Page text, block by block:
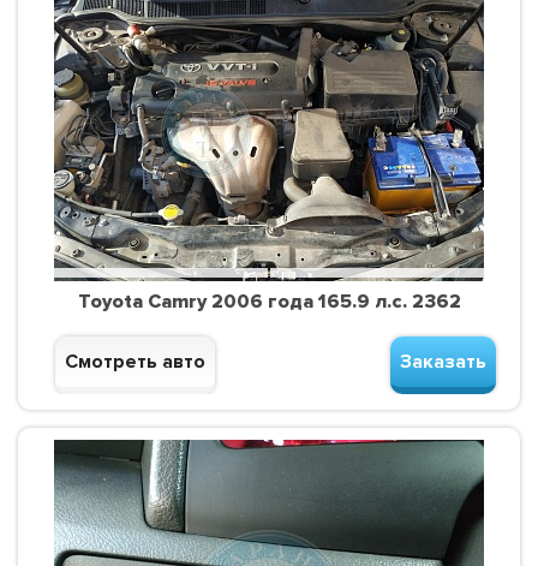
Toyota Camry 2006 года 165.9 л.с. 2362
Смотреть авто Заказать